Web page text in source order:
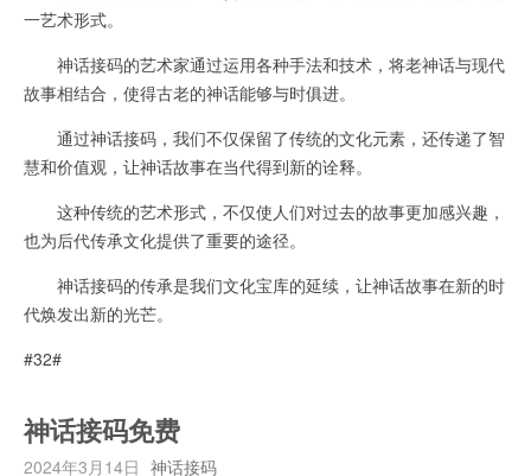
一艺术形式。
神话接码的艺术家通过运用各种手法和技术，将老神话与现代
故事相结合，使得古老的神话能够与时俱进。
通过神话接码，我们不仅保留了传统的文化元素，还传递了智
慧和价值观，让神话故事在当代得到新的诠释。
这种传统的艺术形式，不仅使人们对过去的故事更加感兴趣，
也为后代传承文化提供了重要的途径。
神话接码的传承是我们文化宝库的延续，让神话故事在新的时
代焕发出新的光芒。
#32#
神话接码免费
2024年3月14日 神话接码